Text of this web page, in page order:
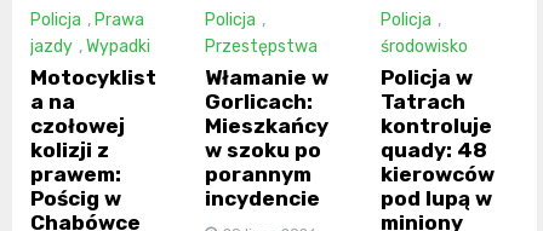
Policja , Prawa
jazdy ,Wypadki
Motocyklist
a na
czołowej
kolizji z
prawem:
Pościg w
Chabówce
Policja ,
Przestępstwa
Włamanie w
Gorlicach:
Mieszkańcy
w szoku po
porannym
incydencie
Policja ,
środowisko
Policja w
Tatrach
kontroluje
quady: 48
kierowców
pod lupą w
miniony